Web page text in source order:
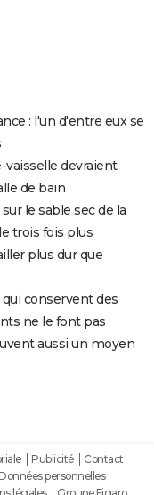
: l'un d'entre eux se
vaisselle devraient
de bain
le sable sec de la
trois fois plus
plus dur que
conservent des
ne le font pas
aussi un moyen
Publicité
Contact
Données personnelles